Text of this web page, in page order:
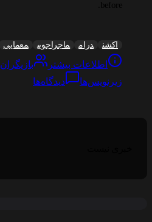
before.
اکشن درام ماجراجویی معمایی
اطلاعات بیشتر بازیگران
زیرنویس‌ها
دیدگاه‌ها